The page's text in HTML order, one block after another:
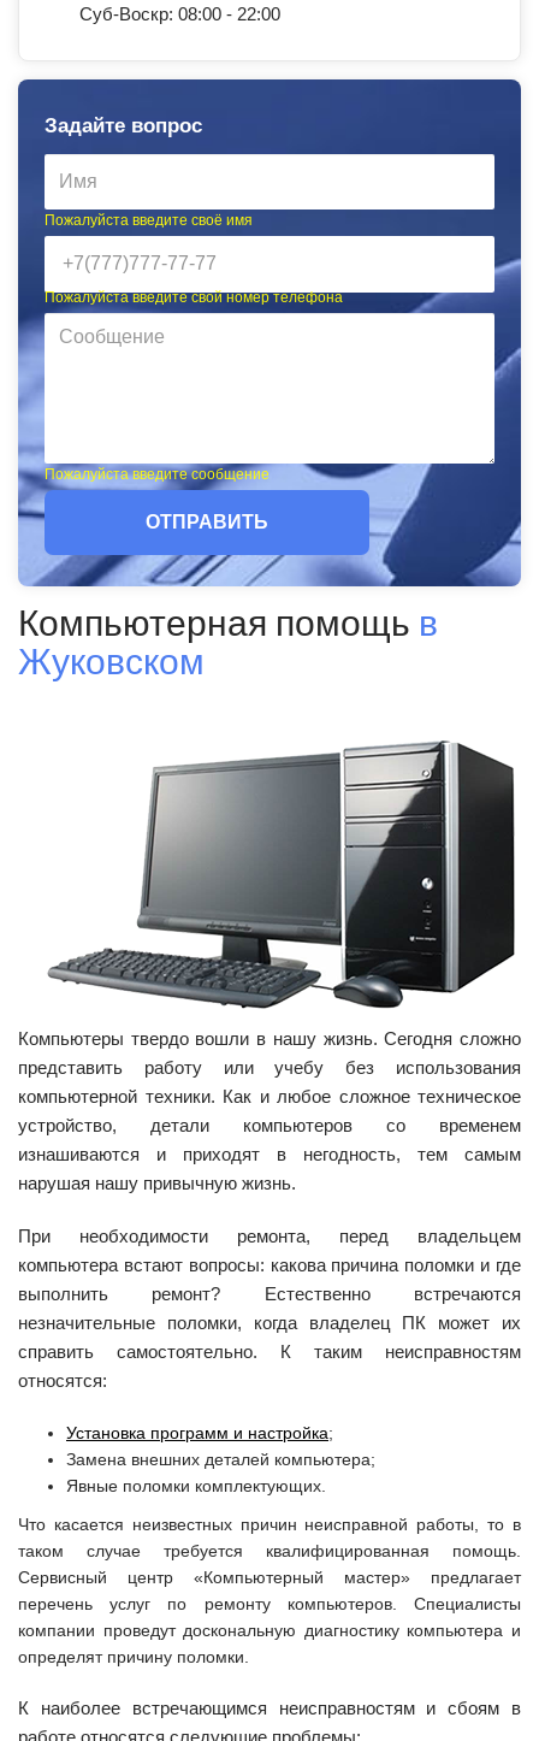
Суб-Воскр: 08:00 - 22:00
Задайте вопрос
Пожалуйста введите своё имя
Пожалуйста введите свой номер телефона
Пожалуйста введите сообщение
ОТПРАВИТЬ
Компьютерная помощь в
Жуковском
Компьютеры твердо вошли в нашу жизнь. Сегодня сложно
представить работу или учебу без использования
компьютерной техники. Как и любое сложное техническое
устройство, детали компьютеров со временем
изнашиваются и приходят в негодность, тем самым
нарушая нашу привычную жизнь.
При необходимости ремонта, перед владельцем
компьютера встают вопросы: какова причина поломки и где
выполнить ремонт? Естественно встречаются
незначительные поломки, когда владелец ПК может их
справить самостоятельно. К таким неисправностям
относятся:
Установка программ и настройка;
Замена внешних деталей компьютера;
Явные поломки комплектующих.
Что касается неизвестных причин неисправной работы, то в
таком случае требуется квалифицированная помощь.
Сервисный центр «Компьютерный мастер» предлагает
перечень услуг по ремонту компьютеров. Специалисты
компании проведут доскональную диагностику компьютера и
определят причину поломки.
К наиболее встречающимся неисправностям и сбоям в
работе относятся следующие проблемы: